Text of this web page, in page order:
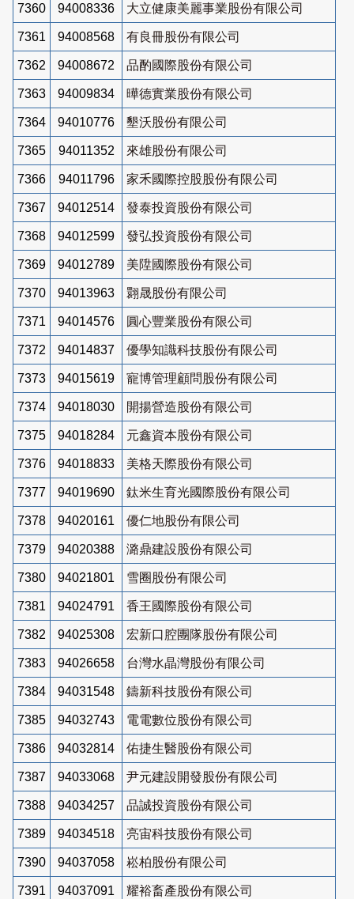
7360 94008336 大立健康美麗事業股份有限公司
7361 94008568 有良冊股份有限公司
7362 94008672 品酌國際股份有限公司
7363 94009834 曄德實業股份有限公司
7364 94010776 墾沃股份有限公司
7365 94011352 來雄股份有限公司
7366 94011796 家禾國際控股股份有限公司
7367 94012514 發泰投資股份有限公司
7368 94012599 發弘投資股份有限公司
7369 94012789 美陞國際股份有限公司
7370 94013963 翾晟股份有限公司
7371 94014576 圓心豐業股份有限公司
7372 94014837 優學知識科技股份有限公司
7373 94015619 寵博管理顧問股份有限公司
7374 94018030 開揚營造股份有限公司
7375 94018284 元鑫資本股份有限公司
7376 94018833 美格天際股份有限公司
7377 94019690 鈦米生育光國際股份有限公司
7378 94020161 優仁地股份有限公司
7379 94020388 潞鼎建設股份有限公司
7380 94021801 雪圈股份有限公司
7381 94024791 香王國際股份有限公司
7382 94025308 宏新口腔團隊股份有限公司
7383 94026658 台灣水晶灣股份有限公司
7384 94031548 鑄新科技股份有限公司
7385 94032743 電電數位股份有限公司
7386 94032814 佑捷生醫股份有限公司
7387 94033068 尹元建設開發股份有限公司
7388 94034257 品誠投資股份有限公司
7389 94034518 亮宙科技股份有限公司
7390 94037058 崧柏股份有限公司
7391 94037091 耀裕畜產股份有限公司